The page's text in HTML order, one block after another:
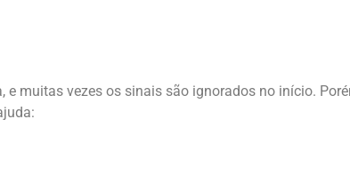
muitas vezes os sinais são ignorados no início.